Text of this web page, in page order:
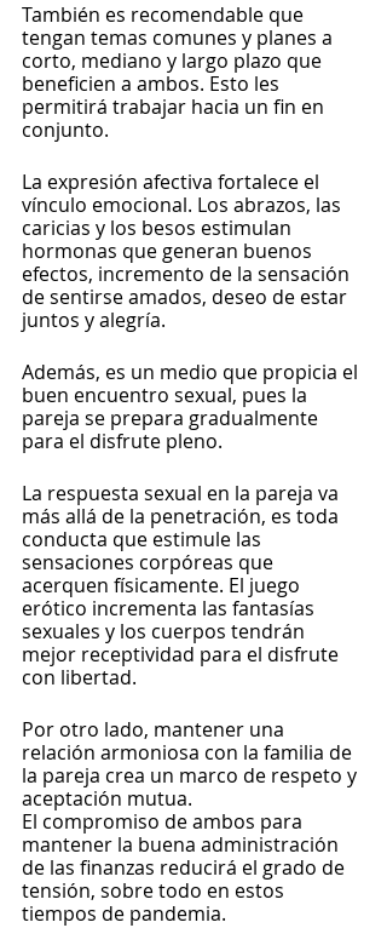
También es recomendable que
tengan temas comunes y planes a
corto, mediano y largo plazo que
beneficien a ambos. Esto les
permitirá trabajar hacia un fin en
conjunto.
La expresión afectiva fortalece el
vínculo emocional. Los abrazos, las
caricias y los besos estimulan
hormonas que generan buenos
efectos, incremento de la sensación
de sentirse amados, deseo de estar
juntos y alegría.
Además, es un medio que propicia el
buen encuentro sexual, pues la
pareja se prepara gradualmente
para el disfrute pleno.
La respuesta sexual en la pareja va
más allá de la penetración, es toda
conducta que estimule las
sensaciones corpóreas que
acerquen físicamente. El juego
erótico incrementa las fantasías
sexuales y los cuerpos tendrán
mejor receptividad para el disfrute
con libertad.
Por otro lado, mantener una
relación armoniosa con la familia de
la pareja crea un marco de respeto y
aceptación mutua.
El compromiso de ambos para
mantener la buena administración
de las finanzas reducirá el grado de
tensión, sobre todo en estos
tiempos de pandemia.